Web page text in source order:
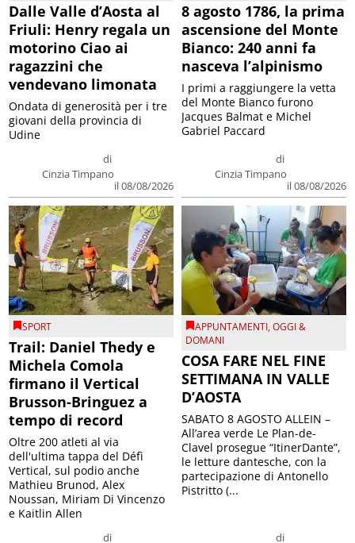
Dalle Valle d’Aosta al
Friuli: Henry regala un
motorino Ciao ai
ragazzini che
vendevano limonata
di
Cinzia Timpano
il 08/08/2026
Ondata di generosità per i tre
giovani della provincia di
Udine
8 agosto 1786, la prima
ascensione del Monte
Bianco: 240 anni fa
nasceva l’alpinismo
di
Cinzia Timpano
il 08/08/2026
I primi a raggiungere la vetta
del Monte Bianco furono
Jacques Balmat e Michel
Gabriel Paccard
SPORT
Trail: Daniel Thedy e
Michela Comola
firmano il Vertical
Brusson-Bringuez a
tempo di record
di
Oltre 200 atleti al via
dell'ultima tappa del Défì
Vertical, sul podio anche
Mathieu Brunod, Alex
Noussan, Miriam Di Vincenzo
e Kaitlin Allen
APPUNTAMENTI,OGGI &
DOMANI
COSA FARE NEL FINE
SETTIMANA IN VALLE
D’AOSTA
di
SABATO 8 AGOSTO ALLEIN –
All’area verde Le Plan-de-
Clavel prosegue “ItinerDante”,
le letture dantesche, con la
partecipazione di Antonello
Pistritto (...